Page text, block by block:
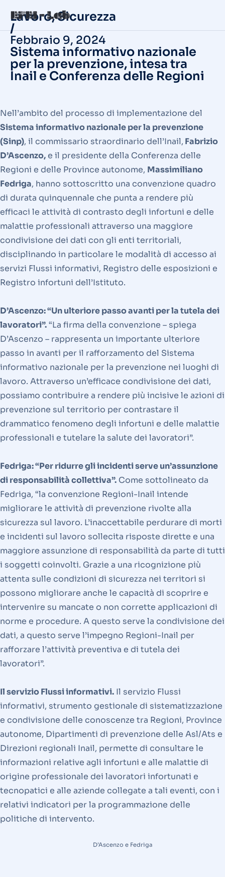
Lavoro,Sicurezza
/
Febbraio 9, 2024
Sistema informativo nazionale
per la prevenzione, intesa tra
Inail e Conferenza delle Regioni
Nell’ambito del processo di implementazione del
Sistema informativo nazionale per la prevenzione
(Sinp), il commissario straordinario dell’Inail, Fabrizio
D’Ascenzo,e il presidente della Conferenza delle
Regioni e delle Province autonome, Massimiliano
Fedriga, hanno sottoscritto una convenzione quadro
di durata quinquennale che punta a rendere più
efficaci le attività di contrasto degli infortuni e delle
malattie professionali attraverso una maggiore
condivisione dei dati con gli enti territoriali,
disciplinando in particolare le modalità di accesso ai
servizi Flussi informativi, Registro delle esposizioni e
Registro infortuni dell’Istituto.
D’Ascenzo: “Un ulteriore passo avanti per la tutela dei
lavoratori”.“La firma della convenzione – spiega
D’Ascenzo – rappresenta un importante ulteriore
passo in avanti per il rafforzamento del Sistema
informativo nazionale per la prevenzione nei luoghi di
lavoro. Attraverso un’efficace condivisione dei dati,
possiamo contribuire a rendere più incisive le azioni di
prevenzione sul territorio per contrastare il
drammatico fenomeno degli infortuni e delle malattie
professionali e tutelare la salute dei lavoratori”.
Fedriga: “Per ridurre gli incidenti serve un’assunzione
di responsabilità collettiva”. Come sottolineato da
Fedriga, “la convenzione Regioni-Inail intende
migliorare le attività di prevenzione rivolte alla
sicurezza sul lavoro. L’inaccettabile perdurare di morti
e incidenti sul lavoro sollecita risposte dirette e una
maggiore assunzione di responsabilità da parte di tutti
i soggetti coinvolti. Grazie a una ricognizione più
attenta sulle condizioni di sicurezza nei territori si
possono migliorare anche le capacità di scoprire e
intervenire su mancate o non corrette applicazioni di
norme e procedure. A questo serve la condivisione dei
dati, a questo serve l’impegno Regioni-Inail per
rafforzare l’attività preventiva e di tutela dei
lavoratori”.
Il servizio Flussi informativi. Il servizio Flussi
informativi, strumento gestionale di sistematizzazione
e condivisione delle conoscenze tra Regioni, Province
autonome, Dipartimenti di prevenzione delle Asl/Ats e
Direzioni regionali Inail, permette di consultare le
informazioni relative agli infortuni e alle malattie di
origine professionale dei lavoratori infortunati e
tecnopatici e alle aziende collegate a tali eventi, con i
relativi indicatori per la programmazione delle
politiche di intervento.
D’Ascenzo e Fedriga